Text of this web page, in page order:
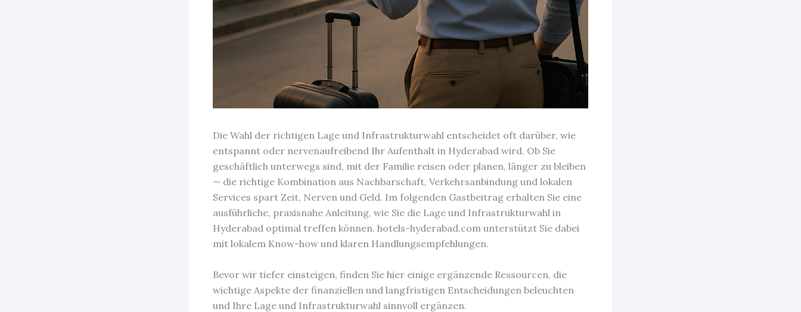
Die Wahl der richtigen Lage und Infrastrukturwahl entscheidet oft darüber, wie
entspannt oder nervenaufreibend Ihr Aufenthalt in Hyderabad wird. Ob Sie
geschäftlich unterwegs sind, mit der Familie reisen oder planen, länger zu bleiben
— die richtige Kombination aus Nachbarschaft, Verkehrsanbindung und lokalen
Services spart Zeit, Nerven und Geld. Im folgenden Gastbeitrag erhalten Sie eine
ausführliche, praxisnahe Anleitung, wie Sie die Lage und Infrastrukturwahl in
Hyderabad optimal treffen können. hotels-hyderabad.com unterstützt Sie dabei
mit lokalem Know-how und klaren Handlungsempfehlungen.
Bevor wir tiefer einsteigen, finden Sie hier einige ergänzende Ressourcen, die
wichtige Aspekte der finanziellen und langfristigen Entscheidungen beleuchten
und Ihre Lage und Infrastrukturwahl sinnvoll ergänzen.